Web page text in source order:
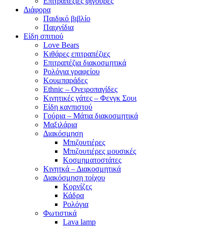
Διάφορα
Παιδικό βιβλίο
Παιχνίδια
Είδη σπιτιού
Love Bears
Κιθάρες επιτραπέζιες
Επιτραπέζια διακοσμητικά
Ρολόγια γραφείου
Κουμπαράδες
Ethnic – Ονειροπαγίδες
Κινητικές γάτες – Φενγκ Σουι
Είδη κανπιστού
Γούρια – Μάτια διακοσμητικά
Μαξιλάρια
Διακόσμηση
Μπιζουτιέρες
Μπιζουτιέρες μουσικές
Κοσμηματοστάτες
Κινητκά – Διακοσμητικά
Διακόσμηση τοίχου
Κορνίζες
Κάδρα
Ρολόγια
Φωτιστικά
Lava lamp